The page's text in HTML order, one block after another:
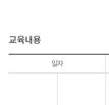
교육내용
일자